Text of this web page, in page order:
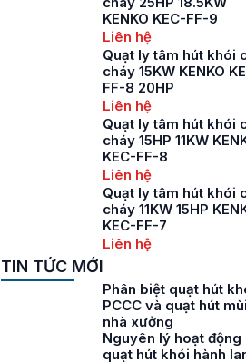
KENKO KEC-FF-9
Liên hệ
Quạt ly tâm hút khói
cháy 15KW KENKO
FF-8 20HP
Liên hệ
Quạt ly tâm hút khói
cháy 15HP 11KW
KEC-FF-8
Liên hệ
Quạt ly tâm hút khói
cháy 11KW 15HP
KEC-FF-7
Liên hệ
TIN TỨC MỚI
Phân biệt quạt hút
PCCC và quạt hút
nhà xưởng
Nguyên lý hoạt động
quạt hút khói hành